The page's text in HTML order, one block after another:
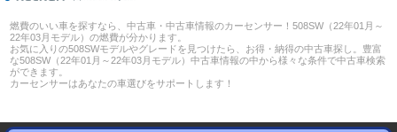
燃費のいい車を探すなら、中古車・中古車情報のカーセンサー！508SW（22年01月～
22年03月モデル）の燃費が分かります。
お気に入りの508SWモデルやグレードを見つけたら、お得・納得の中古車探し。豊富
な508SW（22年01月～22年03月モデル）中古車情報の中から様々な条件で中古車検索
ができます。
カーセンサーはあなたの車選びをサポートします！